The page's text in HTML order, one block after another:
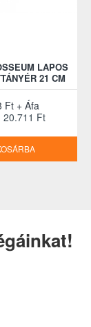
LAPOS
21 CM
Ft + Áfa
20.711 Ft